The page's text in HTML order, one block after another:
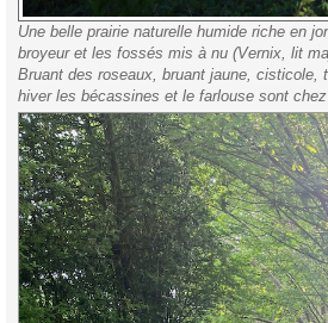
Une belle prairie naturelle humide riche en
broyeur et les fossés mis à nu (Vernix, lit
Bruant des roseaux, bruant jaune, cisticole,
hiver les bécassines et le farlouse sont chez